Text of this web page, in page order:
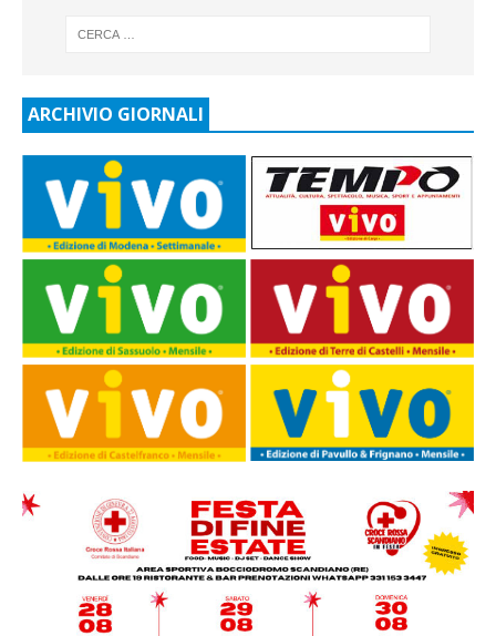
ARCHIVIO GIORNALI